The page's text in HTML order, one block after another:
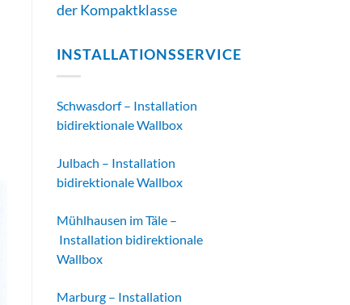
der Kompaktklasse
INSTALLATIONSSERVICE
Schwasdorf – Installation
bidirektionale Wallbox
Julbach – Installation
bidirektionale Wallbox
Mühlhausen im Täle –
Installation bidirektionale
Wallbox
Marburg – Installation